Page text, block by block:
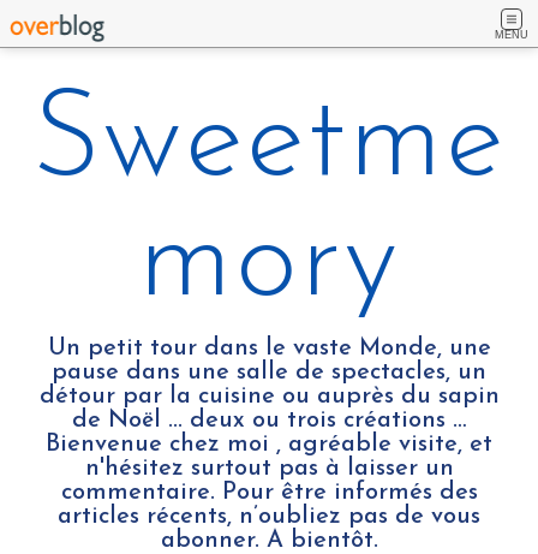
MENU
Sweetme
mory
Un petit tour dans le vaste Monde, une
pause dans une salle de spectacles, un
détour par la cuisine ou auprès du sapin
de Noël ... deux ou trois créations …
Bienvenue chez moi , agréable visite, et
n'hésitez surtout pas à laisser un
commentaire. Pour être informés des
articles récents, n’oubliez pas de vous
abonner. A bientôt.